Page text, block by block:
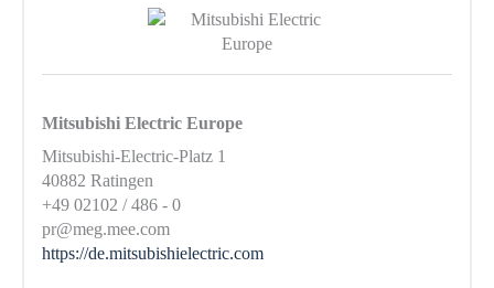
Mitsubishi Electric Europe
Mitsubishi-Electric-Platz 1
40882 Ratingen
+49 02102 / 486 - 0
pr@meg.mee.com
https://de.mitsubishielectric.com